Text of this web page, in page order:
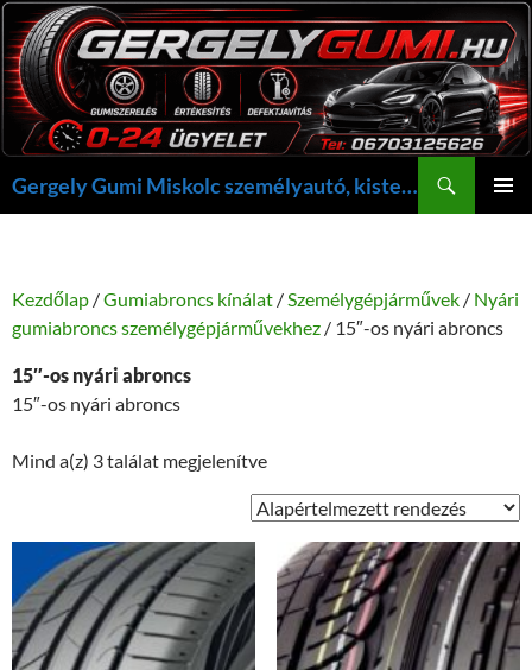
Kilépés
a
tartalomba
Gergely Gumi Miskolc személyautó, kisteherautó gumi szerelés javítás +36703125626 NON-STOP ügyelet, gergelygumi@gergelygumi.hu
Kezdőlap /Gumiabroncs kínálat /Személygépjárművek / Nyári
gumiabroncs személygépjárművekhez / 15″-os nyári abroncs
15″-os nyári abroncs
15″-os nyári abroncs
Mind a(z) 3 találat megjelenítve